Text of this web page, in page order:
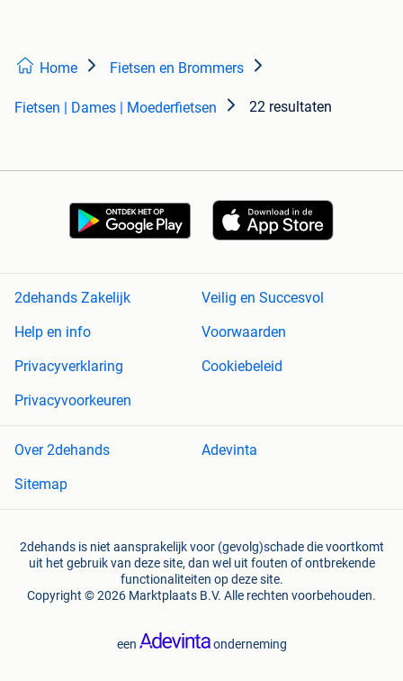
Home Fietsen en Brommers
Fietsen | Dames | Moederfietsen 22 resultaten
2dehands Zakelijk
Veilig en Succesvol
Help en info
Voorwaarden
Privacyverklaring
Cookiebeleid
Privacyvoorkeuren
Over 2dehands
Adevinta
Sitemap
2dehands is niet aansprakelijk voor (gevolg)schade die voortkomt
uit het gebruik van deze site, dan wel uit fouten of ontbrekende
functionaliteiten op deze site.
Copyright © 2026 Marktplaats B.V. Alle rechten voorbehouden.
een onderneming